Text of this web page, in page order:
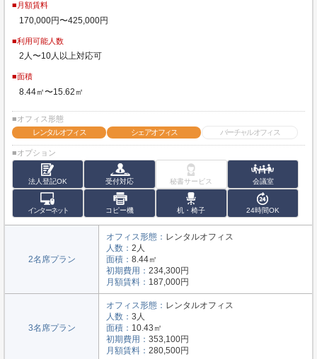
■月額賃料
170,000円〜425,000円
■利用可能人数
2人〜10人以上対応可
■面積
8.44㎡〜15.62㎡
■オフィス形態
レンタルオフィス
シェアオフィス バーチャルオフィス
■オプション
法人登記OK 受付対応 秘書サービス 会議室
インターネット コピー機 机・椅子 24時間OK
2名席プラン
オフィス形態： レンタルオフィス
人数： 2人
面積： 8.44㎡
初期費用： 234,300円
月額賃料： 187,000円
3名席プラン
オフィス形態： レンタルオフィス
人数： 3人
面積： 10.43㎡
初期費用： 353,100円
月額賃料： 280,500円